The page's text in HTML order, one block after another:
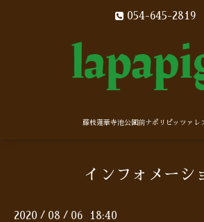
054-645-2819
藤枝蓮華寺池公園前ナポリピッツァレ
インフォメーシ
2020 / 08 / 06 18:40